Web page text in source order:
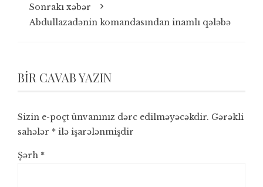
Sonrakı xəbər
Abdullazadənin komandasından inamlı qələbə
BIR CAVAB YAZIN
Sizin e-poçt ünvanınız dərc edilməyəcəkdir. Gərəkli
sahələr * ilə işarələnmişdir
Şərh *